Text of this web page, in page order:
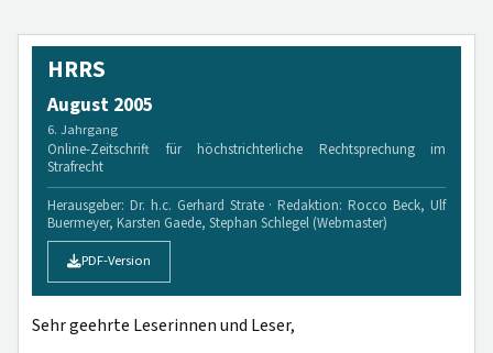
HRRS
August 2005
6. Jahrgang
Online-Zeitschrift für höchstrichterliche Rechtsprechung im
Strafrecht
Herausgeber: Dr. h.c. Gerhard Strate · Redaktion: Rocco Beck, Ulf
Buermeyer, Karsten Gaede, Stephan Schlegel (Webmaster)
PDF-Version
Sehr geehrte Leserinnen und Leser,